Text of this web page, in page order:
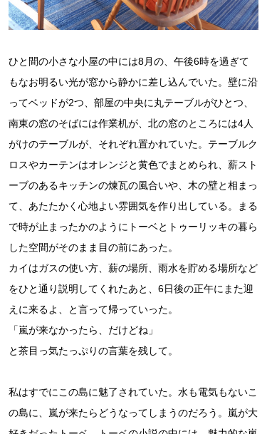
ひと間の小さな小屋の中には8月の、午後6時を過ぎて
もなお明るい光が窓から静かに差し込んでいた。壁に沿
ってベッドが2つ、部屋の中央に丸テーブルがひとつ、
南東の窓のそばには作業机が、北の窓のところには4人
がけのテーブルが、それぞれ置かれていた。テーブルク
ロスやカーテンはオレンジと黄色でまとめられ、薪スト
ーブのあるキッチンの煉瓦の風合いや、木の壁と相まっ
て、あたたかく心地よい雰囲気を作り出している。まる
で時が止まったかのようにトーベとトゥーリッキの暮ら
した空間がそのまま目の前にあった。
カイはガスの使い方、薪の場所、雨水を貯める場所など
をひと通り説明してくれたあと、6日後の正午にまた迎
えに来るよ、と言って帰っていった。
「嵐が来なかったら、だけどね」
と茶目っ気たっぷりの言葉を残して。
私はすでにこの島に魅了されていた。水も電気もないこ
の島に、嵐が来たらどうなってしまうのだろう。嵐が大